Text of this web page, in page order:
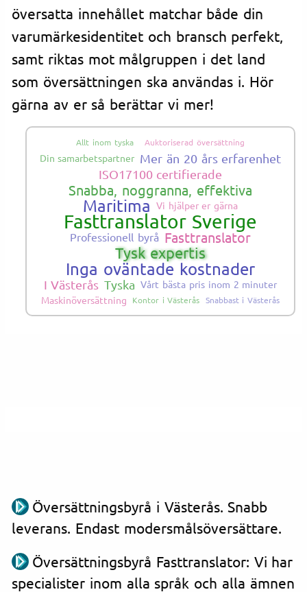
översatta innehållet matchar både din
varumärkesidentitet och bransch perfekt,
samt riktas mot målgruppen i det land
som översättningen ska användas i. Hör
gärna av er så berättar vi mer!
Allt inom tyska Auktoriserad översättning
Din samarbetspartner Mer än 20 års erfarenhet
ISO17100 certifierade
Snabba, noggranna, effektiva
Maritima Vi hjälper er gärna
Fasttranslator Sverige
Professionell byrå Fasttranslator
Tysk expertis
Inga oväntade kostnader
I Västerås Tyska Vårt bästa pris inom 2 minuter
Maskinöversättning
Kontor i Västerås Snabbast i Västerås
Översättningsbyrå i Västerås. Snabb
leverans. Endast modersmålsöversättare.
Översättningsbyrå Fasttranslator: Vi har
specialister inom alla språk och alla ämnen